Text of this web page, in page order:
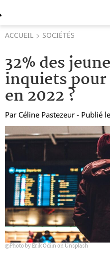
ACCUEIL SOCIÉTÉS
32% des
inquiets pour
en 2022 ?
Par Céline Pastezeur - Publié
Photo by Erik Odiin on Unsplash